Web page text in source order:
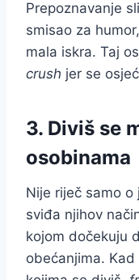
Prepoznavanje
smisao za
mala iskra. Taj
crush jer se
3. Diviš se
osobinama
Nije riječ samo
sviđa njihov
kojom dočekuju
obećanjima.